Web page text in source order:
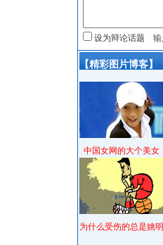
设为辩论话题
【精彩图片博客】
中国女网的大个美女
为什么受伤的总是姚明